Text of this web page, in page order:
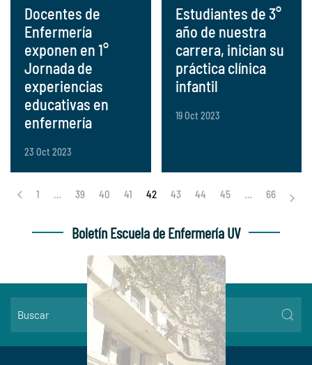
Docentes de
Enfermería
exponen en 1°
Jornada de
experiencias
educativas en
enfermería
23 Oct 2023
Estudiantes de 3°
año de nuestra
carrera, inician su
práctica clínica
infantil
19 Oct 2023
1 … 39 40 41 42 43 44 45 … 66
Boletín Escuela de Enfermería UV